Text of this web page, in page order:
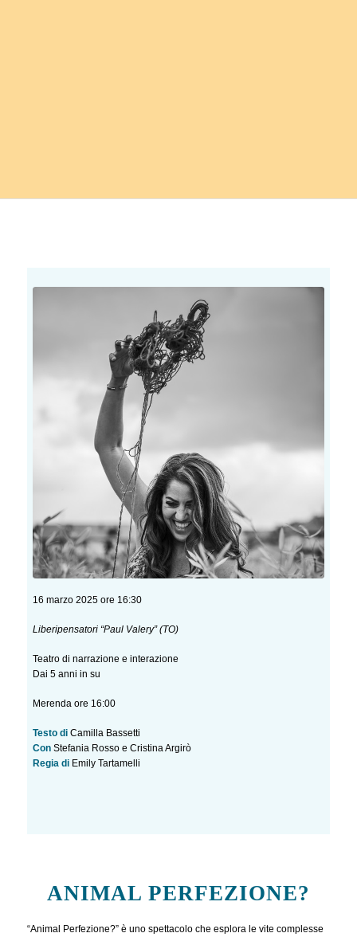
16 marzo 2025 ore 16:30
Liberipensatori “Paul Valery” (TO)
Teatro di narrazione e interazione
Dai 5 anni in su
Merenda ore 16:00
Testo di Camilla Bassetti
Con Stefania Rosso e Cristina Argirò
Regia di Emily Tartamelli
ANIMAL PERFEZIONE?
“Animal Perfezione?” è uno spettacolo che esplora le vite complesse